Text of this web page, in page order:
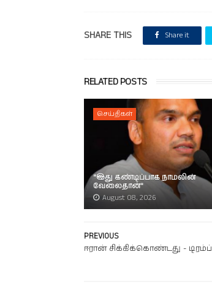
SHARE THIS Share it
RELATED POSTS
செய்திகள்
"இது கண்டிப்பாக நாமலின்
வேலைதான்"
August 08, 2026
PREVIOUS
ஈரான் சிக்கிக்கொண்டது - டிரம்ப்